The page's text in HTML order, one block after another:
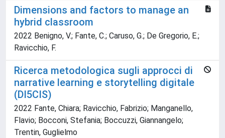
Dimensions and factors to manage an
hybrid classroom
2022 Benigno, V.; Fante, C.; Caruso, G.; De Gregorio, E.;
Ravicchio, F.
Ricerca metodologica sugli approcci di
narrative learning e storytelling digitale
(DI5CIS)
2022 Fante, Chiara; Ravicchio, Fabrizio; Manganello,
Flavio; Bocconi, Stefania; Boccuzzi, Giannangelo;
Trentin, Guglielmo